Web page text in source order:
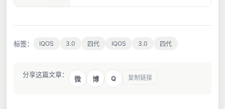
标签： IQOS 3.0 四代 IQOS 3.0 四代
分享这篇文章：
微 博 Q 复制链接